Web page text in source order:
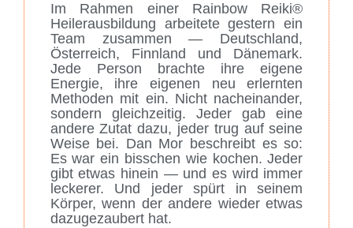
Im Rahmen einer Rainbow Reiki®
Heilerausbildung arbeitete gestern ein
Team zusammen — Deutschland,
Österreich, Finnland und Dänemark.
Jede Person brachte ihre eigene
Energie, ihre eigenen neu erlernten
Methoden mit ein. Nicht nacheinander,
sondern gleichzeitig. Jeder gab eine
andere Zutat dazu, jeder trug auf seine
Weise bei. Dan Mor beschreibt es so:
Es war ein bisschen wie kochen. Jeder
gibt etwas hinein — und es wird immer
leckerer. Und jeder spürt in seinem
Körper, wenn der andere wieder etwas
dazugezaubert hat.